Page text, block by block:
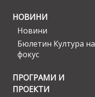
НОВИНИ
Новини
Бюлетин Култура на
фокус
ПРОГРАМИ И
ПРОЕКТИ